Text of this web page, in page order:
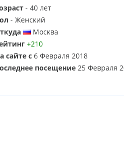
- 40 лет
- Женский
Москва
+210
сайте с 6 Февраля 2018
посещение 25 Февраля